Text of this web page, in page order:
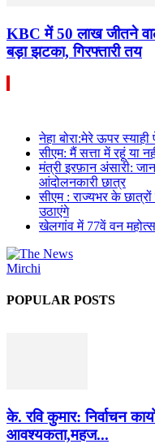
KBC में 50 लाख जीतने
बड़ा झटका, गिरफ्तारी तय
नेहा बोरा:मेरे ऊपर
सीएम: मैं सत्ता में रहूं
मंत्री इरफ़ान अंसारी:
आंदोलनकारी छात्र
सीएम : राज्यभर के
उठाएंगे
खेलगांव में 77वें वन
POPULAR POSTS
के. रवि कुमार: निर्वाचन
आवश्यकता,महज...